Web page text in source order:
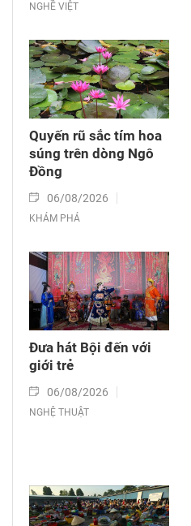
NGHỀ VIỆT
Quyến rũ sắc tím hoa
súng trên dòng Ngô
Đồng
06/08/2026
KHÁM PHÁ
Đưa hát Bội đến với
giới trẻ
06/08/2026
NGHỆ THUẬT